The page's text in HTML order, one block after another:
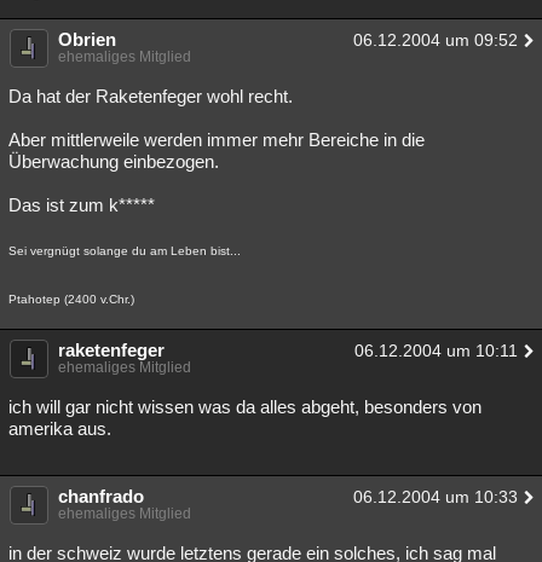
Obrien 06.12.2004 um 09:52
ehemaliges Mitglied
Da hat der Raketenfeger wohl recht.
Aber mittlerweile werden immer mehr Bereiche in die
Überwachung einbezogen.
Das ist zum k*****
Sei vergnügt solange du am Leben bist...
Ptahotep (2400 v.Chr.)
raketenfeger 06.12.2004 um 10:11
ehemaliges Mitglied
ich will gar nicht wissen was da alles abgeht, besonders von
amerika aus.
chanfrado 06.12.2004 um 10:33
ehemaliges Mitglied
in der schweiz wurde letztens gerade ein solches, ich sag mal